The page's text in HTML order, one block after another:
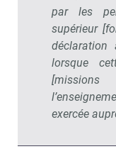
par les
supérieur
déclaration
lorsque
exercée